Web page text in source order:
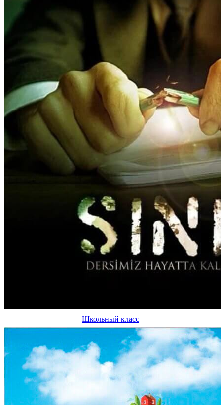
Школьный класс